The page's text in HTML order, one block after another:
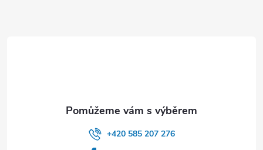
+420 585 207 276